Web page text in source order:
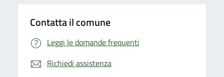
Contatta il comune
Leggi le domande frequenti
Richiedi assistenza